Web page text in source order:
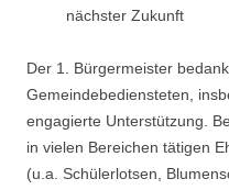
nächster Zukunft
Der 1. Bürgermeister
Gemeindebediensteten,
engagierte Unterstützung.
in vielen Bereichen tätigen
(u.a. Schülerlotsen,